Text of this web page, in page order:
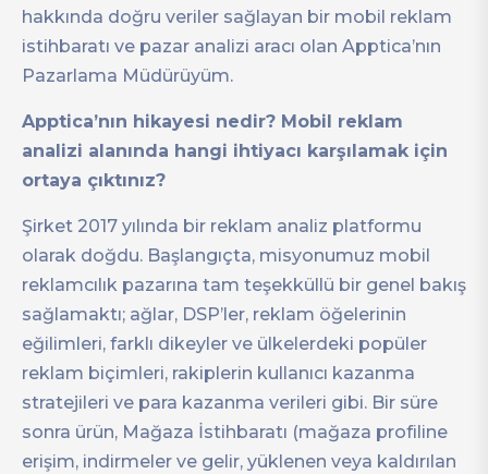
hakkında doğru veriler sağlayan bir mobil reklam
istihbaratı ve pazar analizi aracı olan Apptica’nın
Pazarlama Müdürüyüm.
Apptica’nın hikayesi nedir? Mobil reklam
analizi alanında hangi ihtiyacı karşılamak için
ortaya çıktınız?
Şirket 2017 yılında bir reklam analiz platformu
olarak doğdu. Başlangıçta, misyonumuz mobil
reklamcılık pazarına tam teşekküllü bir genel bakış
sağlamaktı; ağlar, DSP’ler, reklam öğelerinin
eğilimleri, farklı dikeyler ve ülkelerdeki popüler
reklam biçimleri, rakiplerin kullanıcı kazanma
stratejileri ve para kazanma verileri gibi. Bir süre
sonra ürün, Mağaza İstihbaratı (mağaza profiline
erişim, indirmeler ve gelir, yüklenen veya kaldırılan